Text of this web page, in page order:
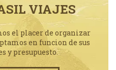
VIAJES
el placer de organizar
en funcion de sus
y presupuesto.